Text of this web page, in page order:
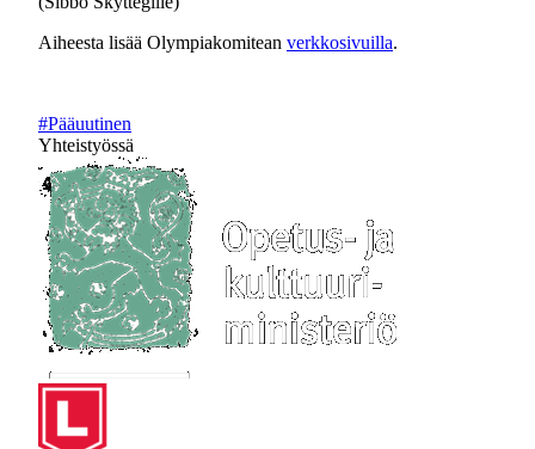
Aiheesta lisää Olympiakomitean verkkosivuilla.
#Pääuutinen
Yhteistyössä